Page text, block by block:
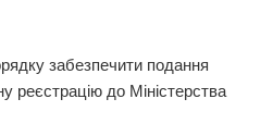
забезпечити подання
реєстрацію до Міністерства